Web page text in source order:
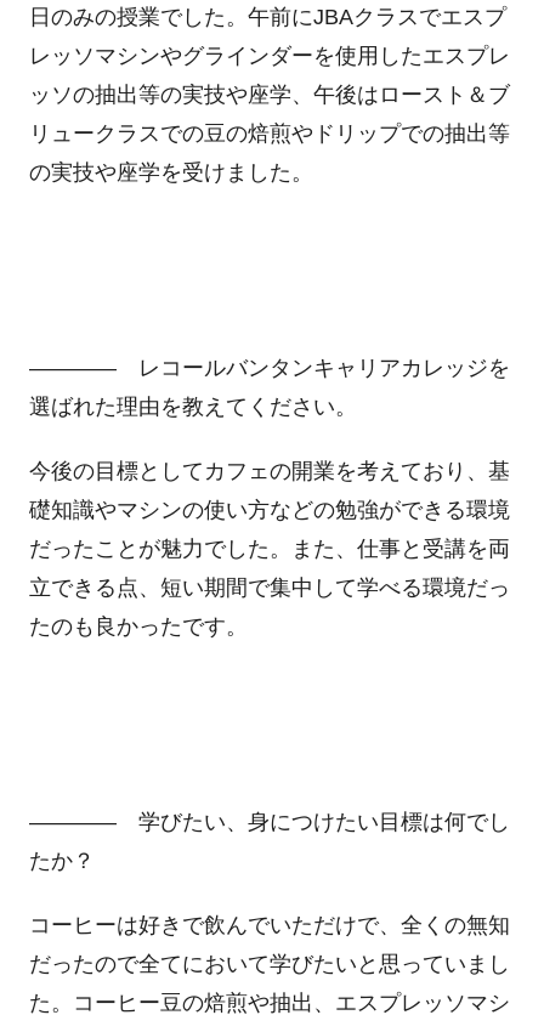
日のみの授業でした。午前にJBAクラスでエスプ
レッソマシンやグラインダーを使用したエスプレ
ッソの抽出等の実技や座学、午後はロースト＆ブ
リュークラスでの豆の焙煎やドリップでの抽出等
の実技や座学を受けました。
―――― レコールバンタンキャリアカレッジを
選ばれた理由を教えてください。
今後の目標としてカフェの開業を考えており、基
礎知識やマシンの使い方などの勉強ができる環境
だったことが魅力でした。また、仕事と受講を両
立できる点、短い期間で集中して学べる環境だっ
たのも良かったです。
―――― 学びたい、身につけたい目標は何でし
たか？
コーヒーは好きで飲んでいただけで、全くの無知
だったので全てにおいて学びたいと思っていまし
た。コーヒー豆の焙煎や抽出、エスプレッソマシ